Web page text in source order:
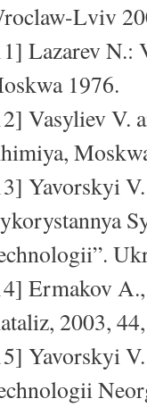
Lviv
Lazarev N.:
1976.
Vasyliev V.
Yavorskyi
Ermakov
2003,
Yavorskyi